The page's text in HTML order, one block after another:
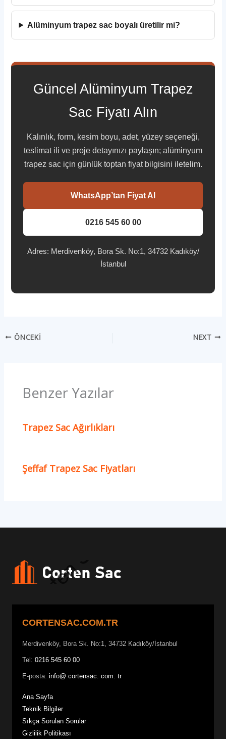
Alüminyum trapez sac boyalı üretilir mi?
Güncel Alüminyum Trapez
Sac Fiyatı Alın
Kalınlık, form, kesim boyu, adet, yüzey seçeneği,
teslimat ili ve proje detayınızı paylaşın; alüminyum
trapez sac için günlük toptan fiyat bilgisini iletelim.
WhatsApp’tan Fiyat Al
0216 545 60 00
Adres: Merdivenköy, Bora Sk. No:1, 34732 Kadıköy/
İstanbul
ÖNCEKI NEXT
Benzer Yazılar
Trapez Sac Ağırlıkları
Şeffaf Trapez Sac Fiyatları
CORTENSAC.COM.TR
Merdivenköy, Bora Sk. No:1, 34732 Kadıköy/İstanbul
Tel: 0216 545 60 00
E-posta: info@ cortensac. com. tr
Ana Sayfa
Teknik Bilgiler
Sıkça Sorulan Sorular
Gizlilik Politikası